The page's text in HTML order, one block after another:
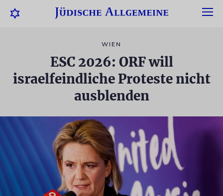
WIEN
ESC 2026: ORF will
israelfeindliche Proteste nicht
ausblenden